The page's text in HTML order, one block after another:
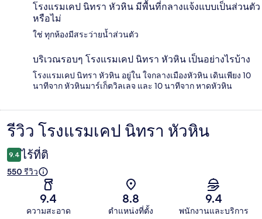
โรงแรมเคป นิทรา หัวหิน มีพื้นที่กลางแจ้งแบบเป็นส่วนตัว
หรือไม่
ใช่ ทุกห้องมีสระว่ายน้ำส่วนตัว
บริเวณรอบๆ โรงแรมเคป นิทรา หัวหิน เป็นอย่างไรบ้าง
โรงแรมเคป นิทรา หัวหิน อยู่ใน ใจกลางเมืองหัวหิน เดินเพียง 10
นาทีจาก หัวหินมาร์เก็ตวิลเลจ และ 10 นาทีจาก หาดหัวหิน
รีวิว
รีวิว โรงแรมเคป นิทรา หัวหิน
9.4 ไร้ที่ติ
550 รีวิว
9.4
ความสะอาด
8.8
ตำแหน่งที่ตั้ง
9.4
พนักงานและบริการ